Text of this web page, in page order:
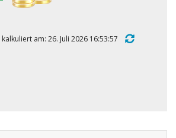
am: 26. Juli 2026 16:53:57